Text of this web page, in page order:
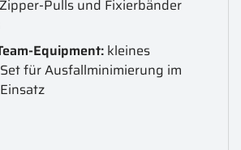
Pulls und Fixierbänder
Equipment: kleines
für Ausfallminimierung im